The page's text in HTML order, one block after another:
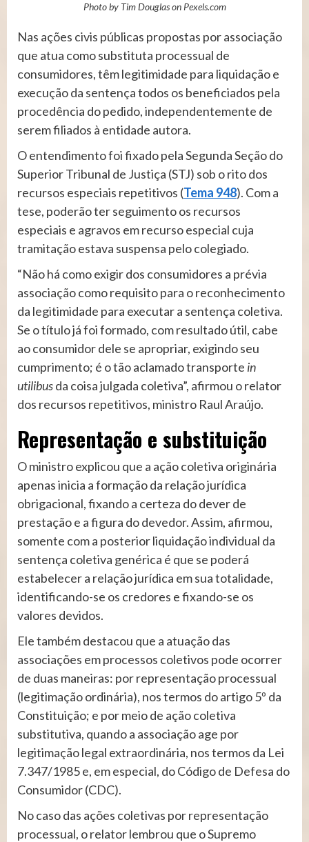
Photo by Tim Douglas on Pexels.com
Nas ações civis públicas propostas por associação
que atua como substituta processual de
consumidores, têm legitimidade para liquidação e
execução da sentença todos os beneficiados pela
procedência do pedido, independentemente de
serem filiados à entidade autora.
O entendimento foi fixado pela Segunda Seção do
Superior Tribunal de Justiça (STJ) sob o rito dos
recursos especiais repetitivos (Tema 948). Com a
tese, poderão ter seguimento os recursos
especiais e agravos em recurso especial cuja
tramitação estava suspensa pelo colegiado.
“Não há como exigir dos consumidores a prévia
associação como requisito para o reconhecimento
da legitimidade para executar a sentença coletiva.
Se o título já foi formado, com resultado útil, cabe
ao consumidor dele se apropriar, exigindo seu
cumprimento; é o tão aclamado transporte in
utilibusda coisa julgada coletiva”, afirmou o relator
dos recursos repetitivos, ministro Raul Araújo.
Representação e substit​​uição
O ministro explicou que a ação coletiva originária
apenas inicia a formação da relação jurídica
obrigacional, fixando a certeza do dever de
prestação e a figura do devedor. Assim, afirmou,
somente com a posterior liquidação individual da
sentença coletiva genérica é que se poderá
estabelecer a relação jurídica em sua totalidade,
identificando-se os credores e fixando-se os
valores devidos.
Ele também destacou que a atuação das
associações em processos coletivos pode ocorrer
de duas maneiras: por representação processual
(legitimação ordinária), nos termos do artigo 5º da
Constituição; e por meio de ação coletiva
substitutiva, quando a associação age por
legitimação legal extraordinária, nos termos da Lei
7.347/1985 e, em especial, do Código de Defesa do
Consumidor (CDC).
No caso das ações coletivas por representação
processual, o relator lembrou que o Supremo